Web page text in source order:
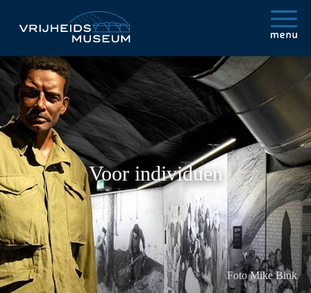
Voor individuen
Foto Mike Bink